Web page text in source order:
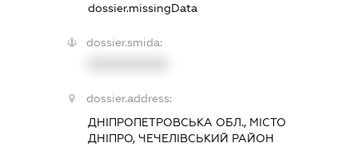
dossier.missingData
dossier.smida:
dossier.address:
ДНІПРОПЕТРОВСЬКА ОБЛ., МІСТО
ДНІПРО, ЧЕЧЕЛІВСЬКИЙ РАЙОН